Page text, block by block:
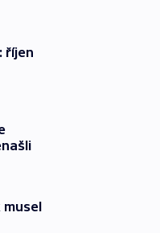
říjen
musel